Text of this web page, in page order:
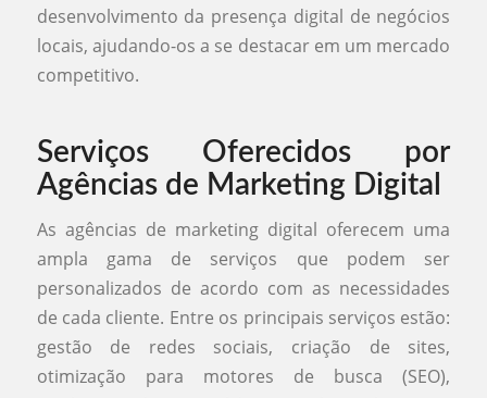
desenvolvimento da presença digital de negócios
locais, ajudando-os a se destacar em um mercado
competitivo.
Serviços Oferecidos por
Agências de Marketing Digital
As agências de marketing digital oferecem uma
ampla gama de serviços que podem ser
personalizados de acordo com as necessidades
de cada cliente. Entre os principais serviços estão:
gestão de redes sociais, criação de sites,
otimização para motores de busca (SEO),